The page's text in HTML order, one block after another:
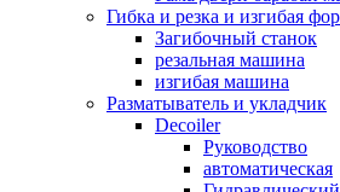
Гибка и резка и изгибая
Загибочный станок
резальная машина
изгибая машина
Разматыватель и укладчик
Decoiler
Руководство
автоматическая